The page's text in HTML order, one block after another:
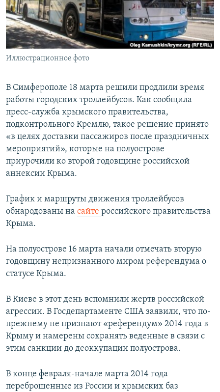
ПОБЕДИТЕЛЕЙ НЕ СУДЯТ?
КРЫМ.НЕПОКОРЕННЫЙ
ELIFBE
УКРАИНСКАЯ ПРОБЛЕМА КРЫМА
ПРИСОЕДИНЯЙТЕСЬ!
Иллюстрационное фото
В Симферополе 18 марта решили продлили время
работы городских троллейбусов. Как сообщила
пресс-служба крымского правительства,
подконтрольного Кремлю, такое решение принято
«в целях доставки пассажиров после праздничных
мероприятий», которые на полуострове
приурочили ко второй годовщине российской
аннексии Крыма.
График и маршруты движения троллейбусов
обнародованы на сайте российского правительства
Крыма.
На полуострове 16 марта начали отмечать вторую
годовщину непризнанного миром референдума о
статусе Крыма.
В Киеве в этот день вспомнили жертв российской
агрессии. В Госдепартаменте США заявили, что по-
прежнему не признают «референдум» 2014 года в
Крыму и намерены сохранять веденные в связи с
этим санкции до деоккупации полуострова.
В конце февраля-начале марта 2014 года
переброшенные из России и крымских баз